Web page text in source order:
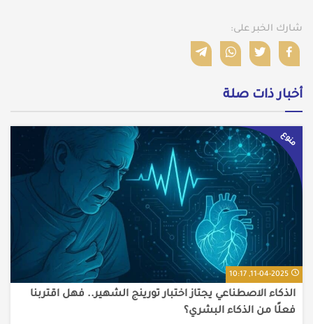
شارك الخبر على:
أخبار ذات صلة
منوع
11-04-2025, 10:17
الذكاء الاصطناعي يجتاز اختبار تورينج الشهير.. فهل اقتربنا
فعلًا من الذكاء البشري؟